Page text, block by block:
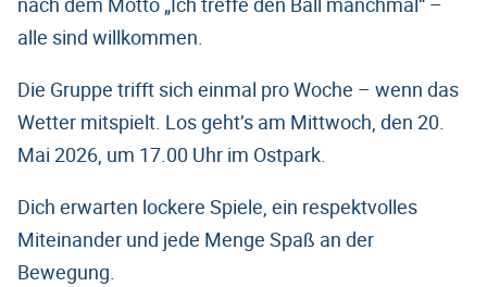
alle sind willkommen.
Die Gruppe trifft sich einmal pro Woche – wenn das
Wetter mitspielt. Los geht’s am Mittwoch, den 20.
Mai 2026, um 17.00 Uhr im Ostpark.
Dich erwarten lockere Spiele, ein respektvolles
Miteinander und jede Menge Spaß an der
Bewegung.